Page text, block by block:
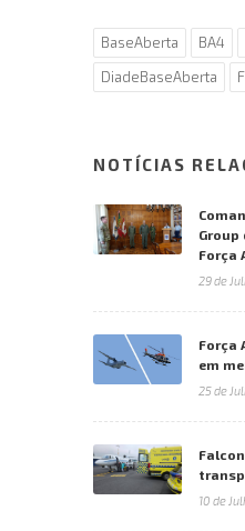
BaseAberta BA4
DiadeBaseAberta
NOTÍCIAS
Força
29 de
Força
em
25 de
10 de